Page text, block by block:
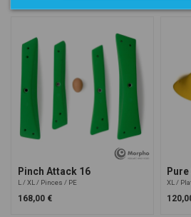
Pinch Attack 16
L XL Pinces PE
168,00 €
XL